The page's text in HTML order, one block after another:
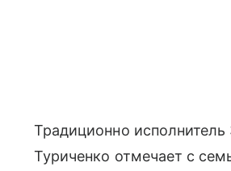
Традиционно
Туриченко отмечает с